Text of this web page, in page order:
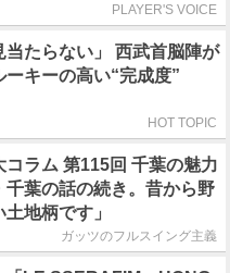
PLAYER'S VOICE
当たらない」 西武首脳陣が
ーキーの高い“完成度”
HOT TOPIC
コラム 第115回 千葉の魅力
千葉の話の続き。昔から野
地柄です」
ガッツのフルスイング主義